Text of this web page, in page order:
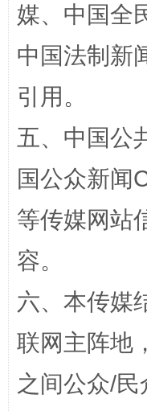
国家大学科技园
媒、中国全
中国法制新
引用。
五、中国公
国公众新闻
等传媒网站
容。
六、本传媒
联网主阵地
之间公众/